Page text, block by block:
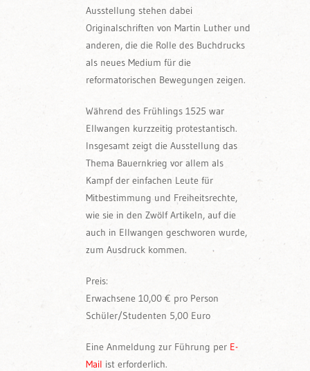
Ausstellung stehen dabei
Originalschriften von Martin Luther und
anderen, die die Rolle des Buchdrucks
als neues Medium für die
reformatorischen Bewegungen zeigen.
Während des Frühlings 1525 war
Ellwangen kurzzeitig protestantisch.
Insgesamt zeigt die Ausstellung das
Thema Bauernkrieg vor allem als
Kampf der einfachen Leute für
Mitbestimmung und Freiheitsrechte,
wie sie in den Zwölf Artikeln, auf die
auch in Ellwangen geschworen wurde,
zum Ausdruck kommen.
Preis:
Erwachsene 10,00 € pro Person
Schüler/Studenten 5,00 Euro
Eine Anmeldung zur Führung per E-
Mail ist erforderlich.